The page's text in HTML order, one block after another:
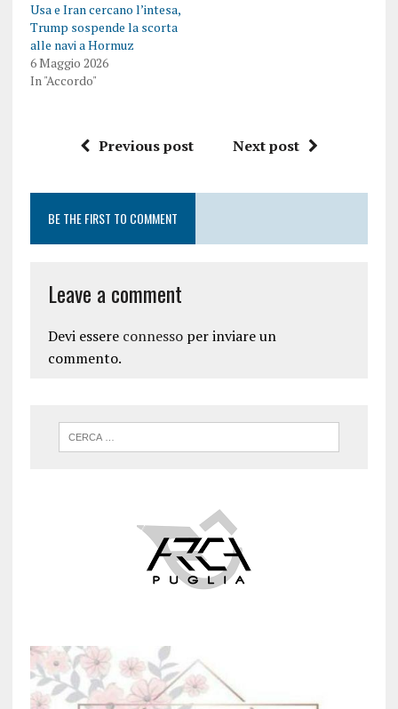
Usa e Iran cercano l’intesa,
Trump sospende la scorta
alle navi a Hormuz
6 Maggio 2026
In "Accordo"
Previous post Next post
BE THE FIRST TO COMMENT
Leave a comment
Devi essere connessoper inviare un
commento.